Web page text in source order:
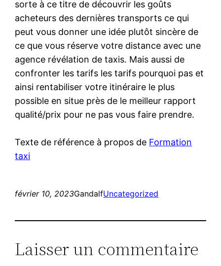
sorte à ce titre de découvrir les goûts
acheteurs des dernières transports ce qui
peut vous donner une idée plutôt sincère de
ce que vous réserve votre distance avec une
agence révélation de taxis. Mais aussi de
confronter les tarifs les tarifs pourquoi pas et
ainsi rentabiliser votre itinéraire le plus
possible en situe près de le meilleur rapport
qualité/prix pour ne pas vous faire prendre.
Texte de référence à propos de Formation
taxi
février 10, 2023GandalfUncategorized
Laisser un commentaire